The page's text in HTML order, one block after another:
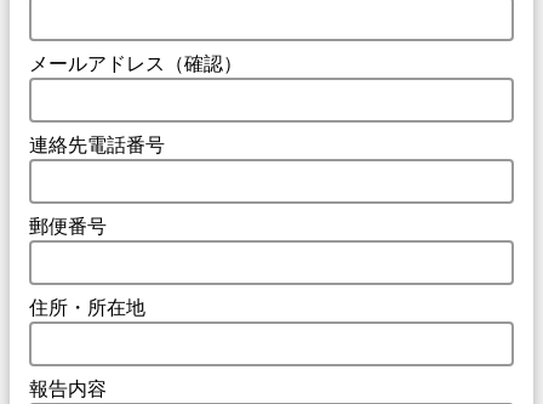
メールアドレス（確認）
連絡先電話番号
郵便番号
住所・所在地
報告内容